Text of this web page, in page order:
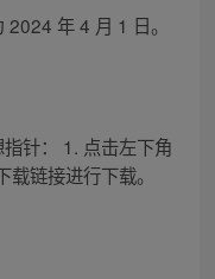
年 4 月 1 日。
针： 1. 点击左下角
链接进行下载。